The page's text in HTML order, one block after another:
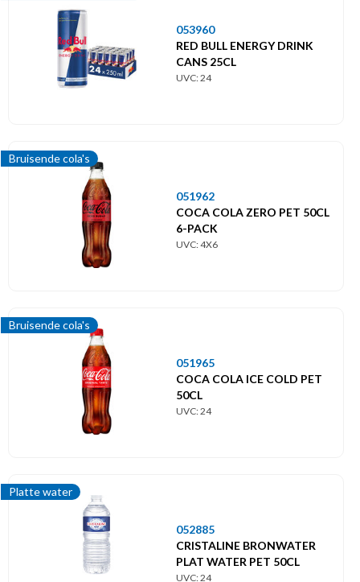
053960
RED BULL ENERGY DRINK
CANS 25CL
UVC: 24
Bruisende cola's
051962
COCA COLA ZERO PET 50CL
6-PACK
UVC: 4X6
Bruisende cola's
051965
COCA COLA ICE COLD PET
50CL
UVC: 24
Platte water
052885
CRISTALINE BRONWATER
PLAT WATER PET 50CL
UVC: 24